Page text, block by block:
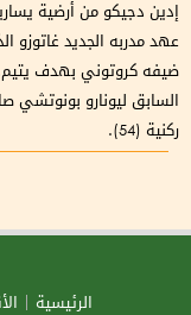
عهد مدربه الجديد
ضيفه كروتوني بهدف يتيم.
السابق ليونارو بونوتشي
ركنية (54).
الرئيسية